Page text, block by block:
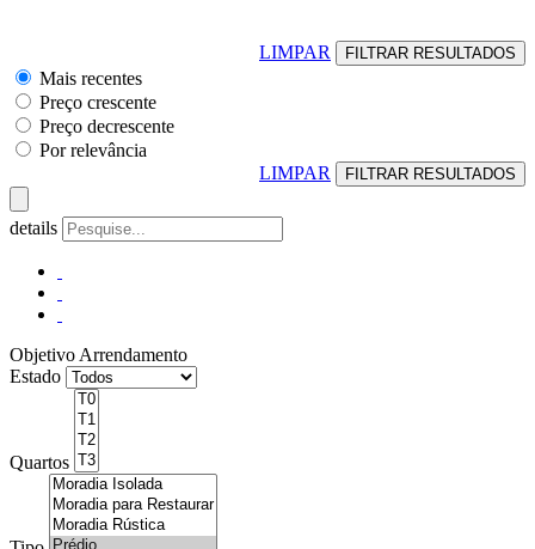
LIMPAR
Mais recentes
Preço crescente
Preço decrescente
Por relevância
LIMPAR
details
Objetivo Arrendamento
Estado
Quartos